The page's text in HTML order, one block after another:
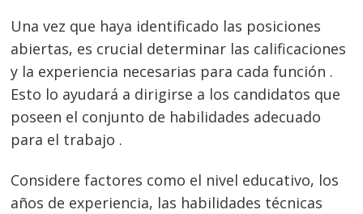
Una vez que haya identificado las posiciones
abiertas, es crucial determinar las calificaciones
y la experiencia necesarias para cada función .
Esto lo ayudará a dirigirse a los candidatos que
poseen el conjunto de habilidades adecuado
para el trabajo .
Considere factores como el nivel educativo, los
años de experiencia, las habilidades técnicas